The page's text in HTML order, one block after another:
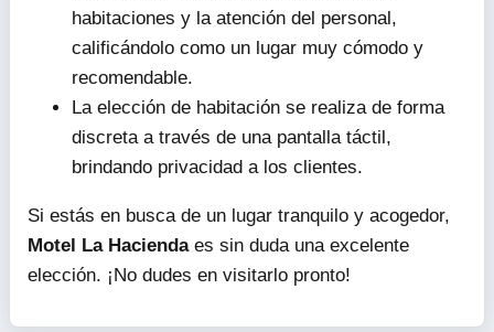
habitaciones y la atención del personal,
calificándolo como un lugar muy cómodo y
recomendable.
La elección de habitación se realiza de forma
discreta a través de una pantalla táctil,
brindando privacidad a los clientes.
Si estás en busca de un lugar tranquilo y acogedor,
Motel La Haciendaes sin duda una excelente
elección. ¡No dudes en visitarlo pronto!